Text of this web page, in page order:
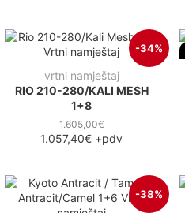
-34%
vrtni namještaj
RIO 210-280/KALI MESH
1+8
1.605,00€
1.057,40€ +pdv
-38%